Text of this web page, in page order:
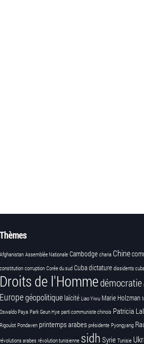
Thèmes
Afghanistan Assemblée Nationale Cambodge charia Chine
constitution corruption Corée du sud Cubadictature dissidents
Droits de l'Hommedémocratie
Europegéopolitique laïcité Liao Yiwu Marie Holzman
Oswaldo Paya Park Geun Hye parti communiste chinois Patricia
Rigoulot Pondaven printemps arabes présidente Pyongyang
révolutions arabes révolution tunisienne sidh Syrie Tunisie